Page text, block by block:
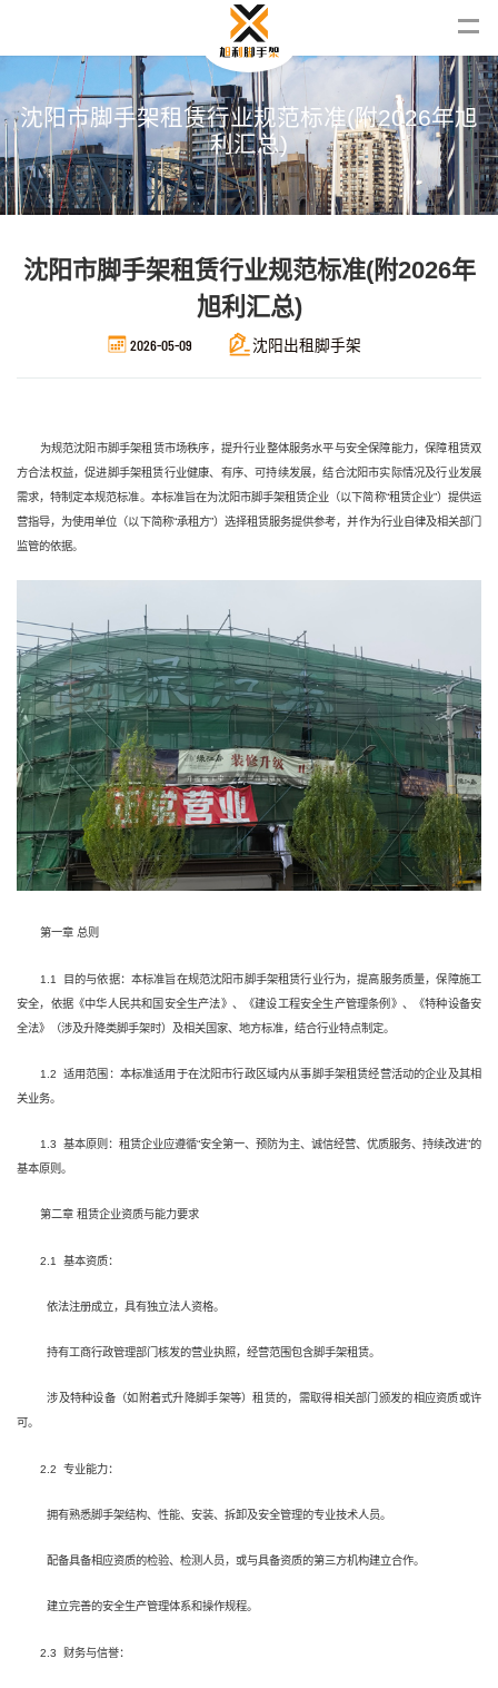
沈阳市脚手架租 赁行业规范标准(附2026年旭
利汇总)
沈阳市脚手架租赁行业规范标准(附2026年
旭利汇总)
2026-05-09 沈阳出租脚手架
为规范沈阳市脚手架租赁市场秩序，提升行业整体服务水平与安全保障能力，保障租赁双
方合法权益，促进脚手架租赁行业健康、有序、可持续发展，结合沈阳市实际情况及行业发展
需求，特制定本规范标准。本标准旨在为沈阳市脚手架租赁企业（以下简称“租赁企业”）提供运
营指导，为使用单位（以下简称“承租方”）选择租赁服务提供参考，并作为行业自律及相关部门
监管的依据。
第一章 总则
1.1 目的与依据：本标准旨在规范沈阳市脚手架租赁行业行为，提高服务质量，保障施工
安全，依据《中华人民共和国安全生产法》、《建设工程安全生产管理条例》、《特种设备安
全法》（涉及升降类脚手架时）及相关国家、地方标准，结合行业特点制定。
1.2 适用范围：本标准适用于在沈阳市行政区域内从事脚手架租赁经营活动的企业及其相
关业务。
1.3 基本原则：租赁企业应遵循“安全第一、预防为主、诚信经营、优质服务、持续改进”的
基本原则。
第二章 租赁企业资质与能力要求
2.1 基本资质：
依法注册成立，具有独立法人资格。
持有工商行政管理部门核发的营业执照，经营范围包含脚手架租赁。
涉及特种设备（如附着式升降脚手架等）租赁的，需取得相关部门颁发的相应资质或许
可。
2.2 专业能力：
拥有熟悉脚手架结构、性能、安装、拆卸及安全管理的专业技术人员。
配备具备相应资质的检验、检测人员，或与具备资质的第三方机构建立合作。
建立完善的安全生产管理体系和操作规程。
2.3 财务与信誉：